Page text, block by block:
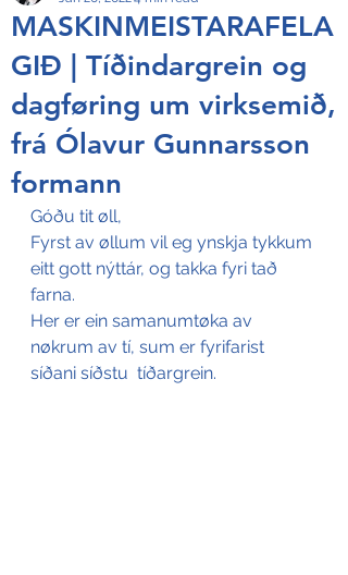
MASKINMEISTARAFELA
GIÐ | Tíðindargrein og
dagføring um virksemið,
frá Ólavur Gunnarsson
formann
Góðu tit øll,
Fyrst av øllum vil eg ynskja tykkum
eitt gott nýttár, og takka fyri tað
farna.
Her er ein samanumtøka av
nøkrum av tí, sum er fyrifarist
síðani síðstu  tíðargrein.